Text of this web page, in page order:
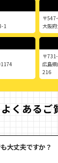
1
〒
大阪
〒
広島
216
大丈夫ですか？